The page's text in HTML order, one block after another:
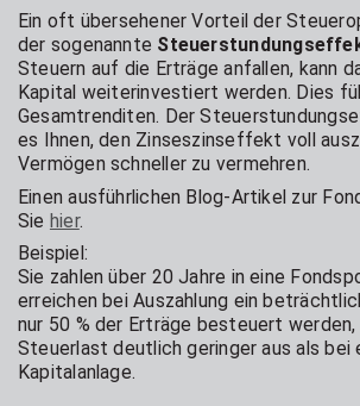
Ein oft übersehener Vorteil der
der sogenannte
Steuern auf die Erträge anfallen, kann
Kapital weiterinvestiert werden. Dies
Gesamtrenditen. Der
es Ihnen, den Zinseszinseffekt voll
Vermögen schneller zu vermehren.
Einen ausführlichen Blog-Artikel zur
Sie hier.
Beispiel:
Sie zahlen über 20 Jahre in eine
erreichen bei Auszahlung ein
nur 50 % der Erträge besteuert
Steuerlast deutlich geringer aus als bei
Kapitalanlage.